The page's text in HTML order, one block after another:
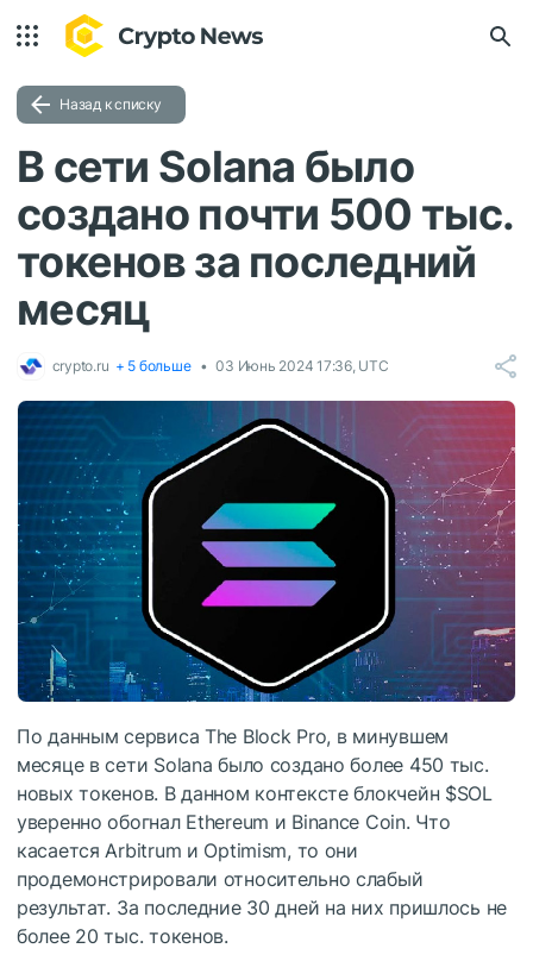
Назад к списку
В сети Solana было
создано почти 500 тыс.
токенов за последний
месяц
crypto.ru + 5 больше 03 Июнь 2024 17:36, UTC
По данным сервиса The Block Pro, в минувшем
месяце в сети Solana было создано более 450 тыс.
новых токенов. В данном контексте блокчейн $SOL
уверенно обогнал Ethereum и Binance Coin. Что
касается Arbitrum и Optimism, то они
продемонстрировали относительно слабый
результат. За последние 30 дней на них пришлось не
более 20 тыс. токенов.